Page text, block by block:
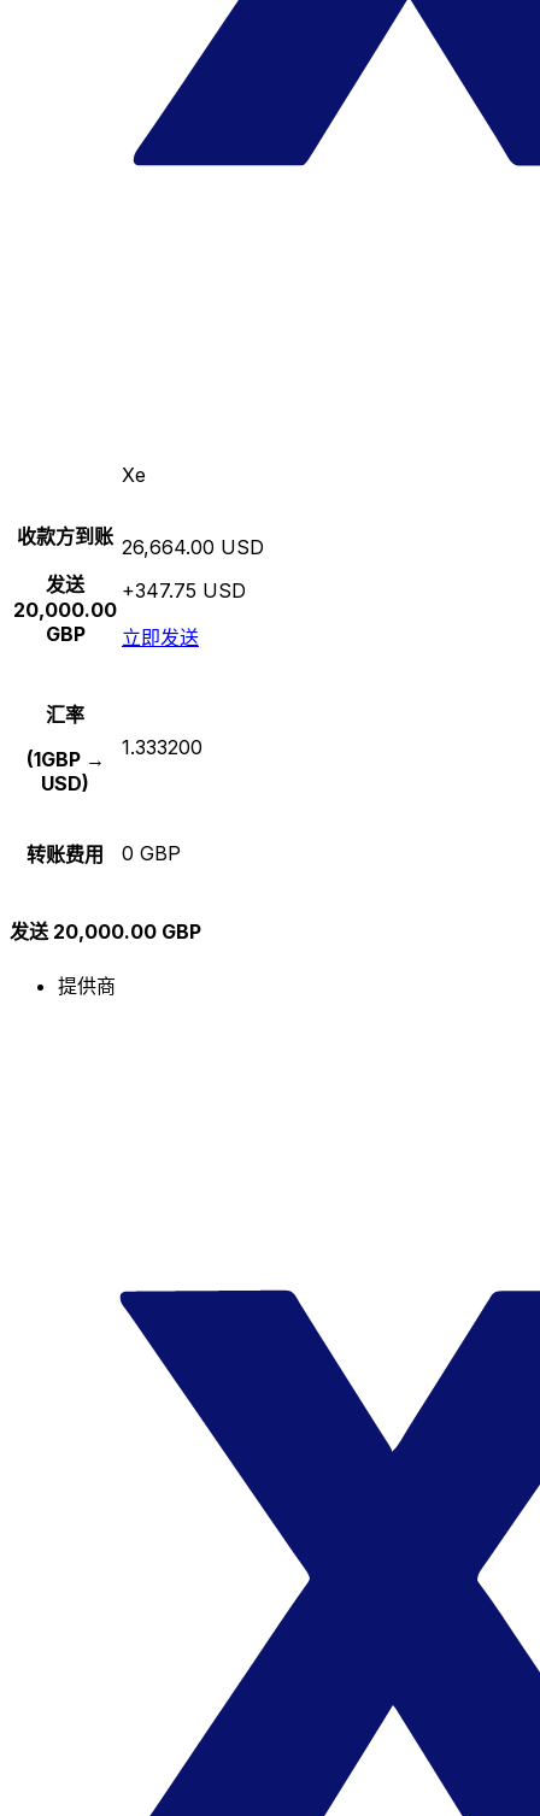
Xe
收款方到账
发送
20,000.00
GBP
26,664.00 USD
+347.75 USD
立即发送
汇率
(1GBP →
USD)
1.333200
转账费用 0 GBP
发送 20,000.00 GBP
提供商